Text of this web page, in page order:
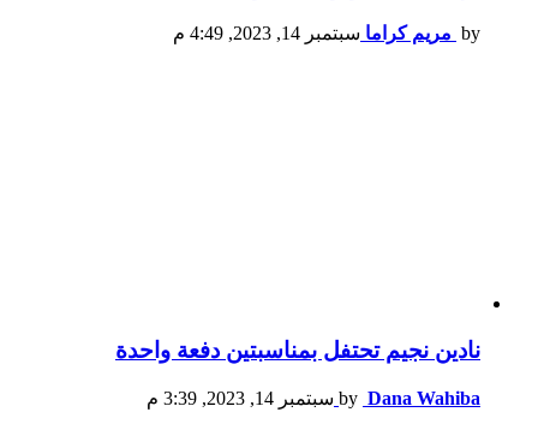
by مريم كراما سبتمبر 14, 2023, 4:49 م
نادين نجيم تحتفل بمناسبتين دفعة واحدة
by Dana Wahiba سبتمبر 14, 2023, 3:39 م